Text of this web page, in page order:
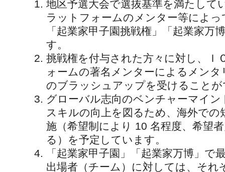
地区予選大会で選抜基準を満たして
ラットフォームのメンター等によ
「起業家甲子園挑戦権」「起業家万
す。
挑戦権を付与された方々に対し、Ｉ
ォームの著名メンターによるメン
のブラッシュアップを受けること
グローバル志向のベンチャーマイ
スキルの向上を図るため、海外で
施（希望制により 10 名程度、希望
る）を予定しています。
「起業家甲子園」「起業家万博」で
出場者（チーム）に対しては、それ